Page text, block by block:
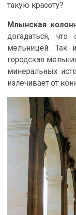
такую красоту?
Млынская
догадаться,
мельницей. Так
городская
минеральных
излечивает от